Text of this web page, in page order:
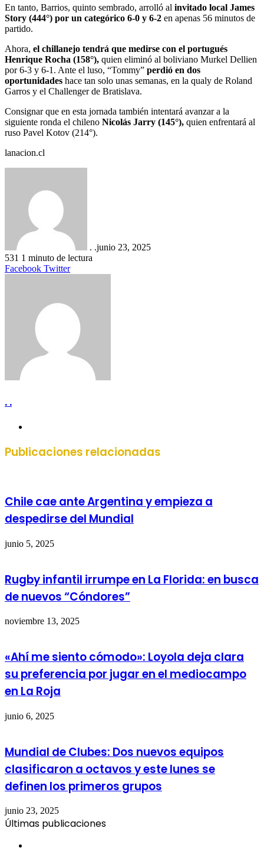
En tanto, Barrios, quinto sembrado, arrolló al invitado local James
Story (444°) por un categórico 6-0 y 6-2 en apenas 56 minutos de
partido.
Ahora, el chillanejo tendrá que medirse con el portugués
Henrique Rocha (158°), quien eliminó al boliviano Murkel Dellien
por 6-3 y 6-1. Ante el luso, “Tommy” perdió en dos
oportunidades hace tan solo unas semanas, en la qualy de Roland
Garros y el Challenger de Bratislava.
Consignar que en esta jornada también intentará avanzar a la
siguiente ronda el chileno Nicolás Jarry (145°), quien enfrentará al
ruso Pavel Kotov (214°).
lanacion.cl
. .junio 23, 2025
531 1 minuto de lectura
Facebook TwitterLinkedIn
Tumblr
Pinterest
Reddit
VKontakte
Compartir
Imprimir
. .
Publicaciones relacionadas
Chile cae ante Argentina y empieza a
despedirse del Mundial
junio 5, 2025
Rugby infantil irrumpe en La Florida: en busca
de nuevos “Cóndores”
noviembre 13, 2025
«Ahí me siento cómodo»: Loyola deja clara
su preferencia por jugar en el mediocampo
en La Roja
junio 6, 2025
Mundial de Clubes: Dos nuevos equipos
clasificaron a octavos y este lunes se
definen los primeros grupos
junio 23, 2025
Últimas publicaciones